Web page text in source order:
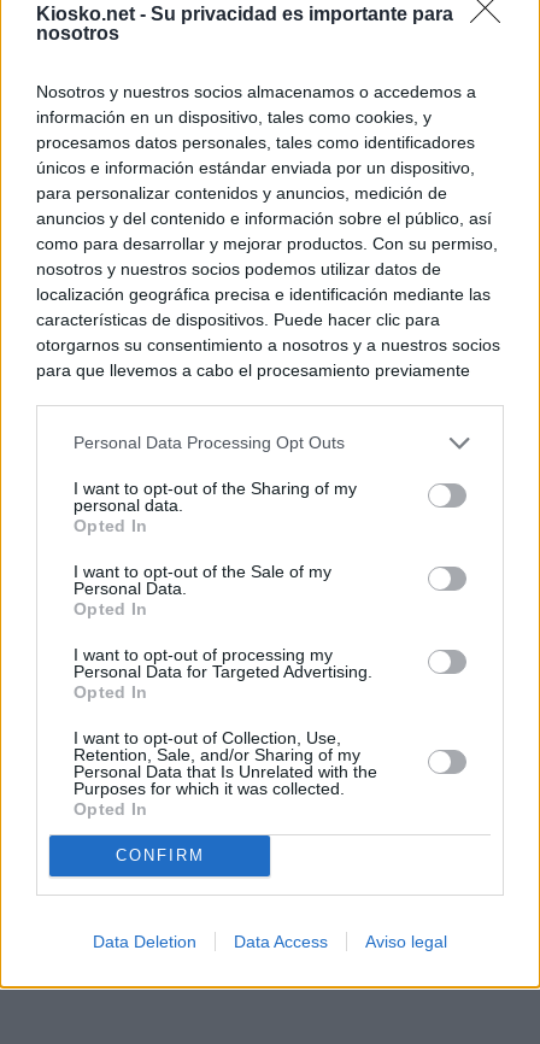
Kiosko.net - Su privacidad es importante para
nosotros
Nosotros y nuestros socios almacenamos o accedemos a
información en un dispositivo, tales como cookies, y
procesamos datos personales, tales como identificadores
únicos e información estándar enviada por un dispositivo,
para personalizar contenidos y anuncios, medición de
anuncios y del contenido e información sobre el público, así
como para desarrollar y mejorar productos. Con su permiso,
nosotros y nuestros socios podemos utilizar datos de
localización geográfica precisa e identificación mediante las
características de dispositivos. Puede hacer clic para
otorgarnos su consentimiento a nosotros y a nuestros socios
para que llevemos a cabo el procesamiento previamente
negar su consentimiento. Tenga en cuenta que algún
de su consentimiento, pero usted tiene el derecho de
rechazar tal procesamiento. Sus preferencias se aplicarán
cualquier momento entrando de nuevo en este sitio web o
visitando nuestra política de privacidad.
Personal Data Processing Opt Outs
I want to opt-out of the Sharing of my
personal data.
Opted In
I want to opt-out of the Sale of my
Personal Data.
Opted In
I want to opt-out of processing my
Personal Data for Targeted Advertising.
Opted In
I want to opt-out of Collection, Use,
Retention, Sale, and/or Sharing of my
Personal Data that Is Unrelated with the
Purposes for which it was collected.
Opted In
CONFIRM
Data Deletion Data Access Aviso legal